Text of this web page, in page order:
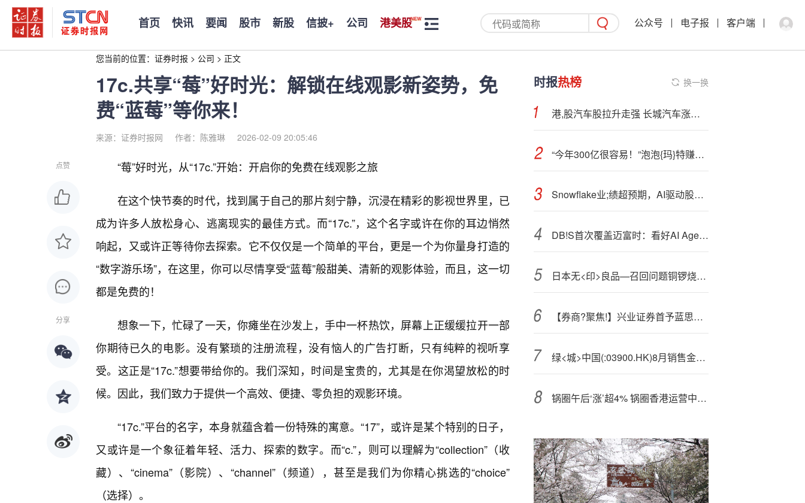
首页 快讯 要闻 股市 新股 信披+ 公司 港美股 公众号 电子报 客户端
您当前的位置： 证券时报 > 公司 > 正文
17c.共享“莓”好时光：解锁在线观影新姿势，免
费“蓝莓”等你来！
来源：证券时报网 作者：陈雅琳 2026-02-09 20:05:46
点赞
分享
“莓”好时光，从“17c.”开始：开启你的免费在线观影之旅
在这个快节奏的时代，找到属于自己的那片刻宁静，沉浸在精彩的影视世界里，已
成为许多人放松身心、逃离现实的最佳方式。而“17c.”，这个名字或许在你的耳边悄然
响起，又或许正等待你去探索。它不仅仅是一个简单的平台，更是一个为你量身打造的
“数字游乐场”，在这里，你可以尽情享受“蓝莓”般甜美、清新的观影体验，而且，这一切
都是免费的！
想象一下，忙碌了一天，你瘫坐在沙发上，手中一杯热饮，屏幕上正缓缓拉开一部
你期待已久的电影。没有繁琐的注册流程，没有恼人的广告打断，只有纯粹的视听享
受。这正是“17c.”想要带给你的。我们深知，时间是宝贵的，尤其是在你渴望放松的时
候。因此，我们致力于提供一个高效、便捷、零负担的观影环境。
“17c.”平台的名字，本身就蕴含着一份特殊的寓意。“17”，或许是某个特别的日子，
又或许是一个象征着年轻、活力、探索的数字。而“c.”，则可以理解为“collection”（收
藏）、“cinema”（影院）、“channel”（频道），甚至是我们为你精心挑选的“choice”
（选择）。
时报热榜 换一换
港,股汽车股拉升走强 长城汽车涨超10% 汽车行业下半年行情已开始提前演绎
“今年300亿很容易！”泡泡{玛}特赚翻，不只王宁笑了
Snowflake业;绩超预期，AI驱动股价盘后飙升13%
DB!S首次覆盖迈富时：看好AI Agent驱动的收入增长逻辑
日本无<印>良品—召回问题铜锣烧，国内多个电商平台有售
【券商?聚焦!】兴业证券首予蓝思科技(06613)“买入”评级 看多公司人形机器人业务布局及长期投资价值
绿<城>中国(:03900.HK)8月销售金额约106亿元
锅圈午后‘涨’超4% 锅圈香港运营中心正式亮相公司将系统性推进全球化进程